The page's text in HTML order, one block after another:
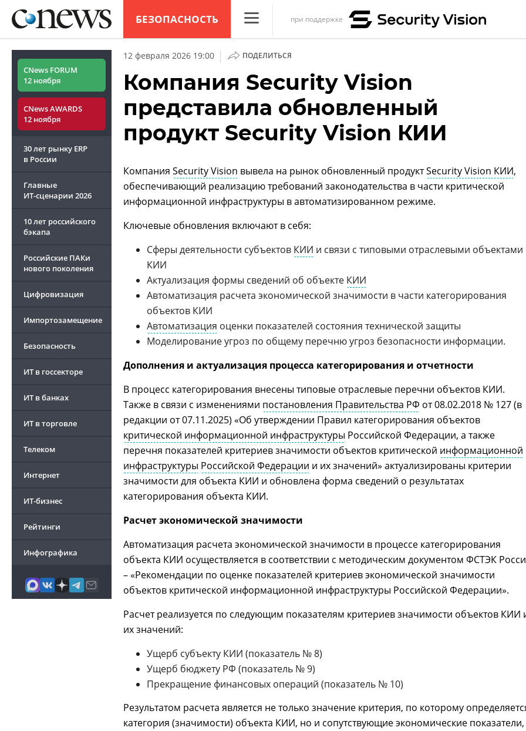
БЕЗОПАСНОСТЬ
Конференции
Маркет
Техника
при поддержке
CNews FORUM
12 ноября
CNews AWARDS
12 ноября
30 лет рынку ERP
в России
Главные
ИТ-сценарии 2026
10 лет российского
бэкапа
Российские ПАКи
нового поколения
Цифровизация
Импортозамещение
Безопасность
ИТ в госсекторе
ИТ в банках
ИТ в торговле
Телеком
Интернет
ИТ-бизнес
Рейтинги
Инфографика
12 февраля 2026 19:00 | ПОДЕЛИТЬСЯ
Компания Security Vision
представила обновленный
продукт Security Vision КИИ
Компания Security Vision вывела на рынок обновленный продуктSecurity Vision КИИ,
обеспечивающий реализацию требований законодательства в части критической
информационной инфраструктуры в автоматизированном режиме.
Ключевые обновления включают в себя:
Сферы деятельности субъектов КИИ и связи с типовыми отраслевыми объектами
КИИ
Актуализация формы сведений об объекте КИИ
Автоматизация расчета экономической значимости в части категорирования
объектов КИИ
Автоматизация оценки показателей состояния технической защиты
Моделирование угроз по общему перечню угроз безопасности информации.
Дополнения и актуализация процесса категорирования и отчетности
В процесс категорирования внесены типовые отраслевые перечни объектов КИИ.
Также в связи с изменениями постановления Правительства РФ от 08.02.2018 № 127 (в
редакции от 07.11.2025) «Об утверждении Правил категорирования объектов
критической информационной инфраструктуры Российской Федерации, а также
перечня показателей критериев значимости объектов критической информационной
инфраструктуры Российской Федерации и их значений» актуализированы критерии
значимости для объекта КИИ и обновлена форма сведений о результатах
категорирования объекта КИИ.
Расчет экономической значимости
Автоматизация расчета экономической значимости в процессе категорирования
объекта КИИ осуществляется в соответствии с методическим документом ФСТЭК
– «Рекомендации по оценке показателей критериев экономической значимости
объектов критической информационной инфраструктуры Российской Федерации».
Расчет реализуется по следующим показателям критериев значимости объектов КИИ
их значений:
Ущерб субъекту КИИ (показатель № 8)
Ущерб бюджету РФ (показатель № 9)
Прекращение финансовых операций (показатель № 10)
Результатом расчета является не только значение критерия, по которому
категория (значимости) объекта КИИ, но и сопутствующие экономические показатели,